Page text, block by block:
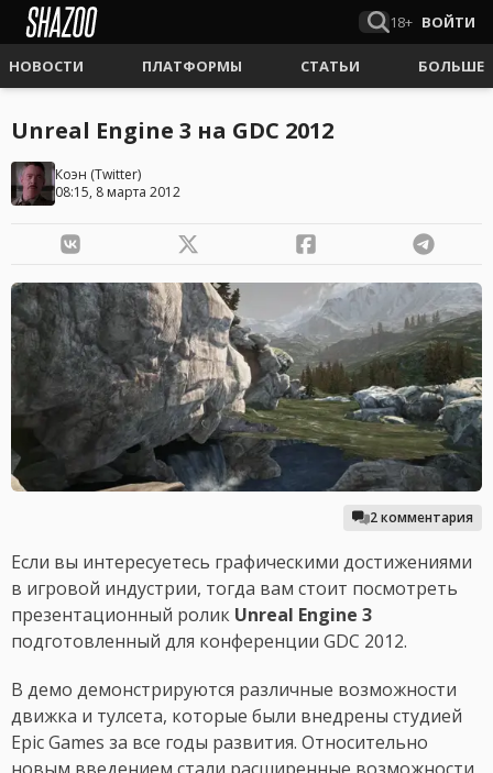
18+ ВОЙТИ
НОВОСТИ ПЛАТФОРМЫ СТАТЬИ БОЛЬШЕ
Unreal Engine 3 на GDC 2012
Коэн (Twitter)
08:15, 8 марта 2012
2 комментария
Если вы интересуетесь графическими достижениями
в игровой индустрии, тогда вам стоит посмотреть
презентационный ролик Unreal Engine 3
подготовленный для конференции GDC 2012.
В демо демонстрируются различные возможности
движка и тулсета, которые были внедрены студией
Epic Games за все годы развития. Относительно